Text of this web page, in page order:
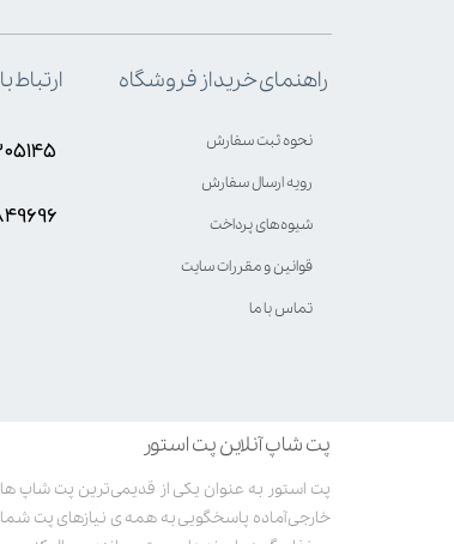
پت شاپ آنلاین پت استور
خارجی آماده پاسخگویی به همه ی نیازهای پت
راهنمای خرید از فروشگاه
نحوه ثبت سفارش
رویه ارسال سفارش
شیوه‌های پرداخت
قوانین و مقررات سایت
تماس با ما
ارتباط